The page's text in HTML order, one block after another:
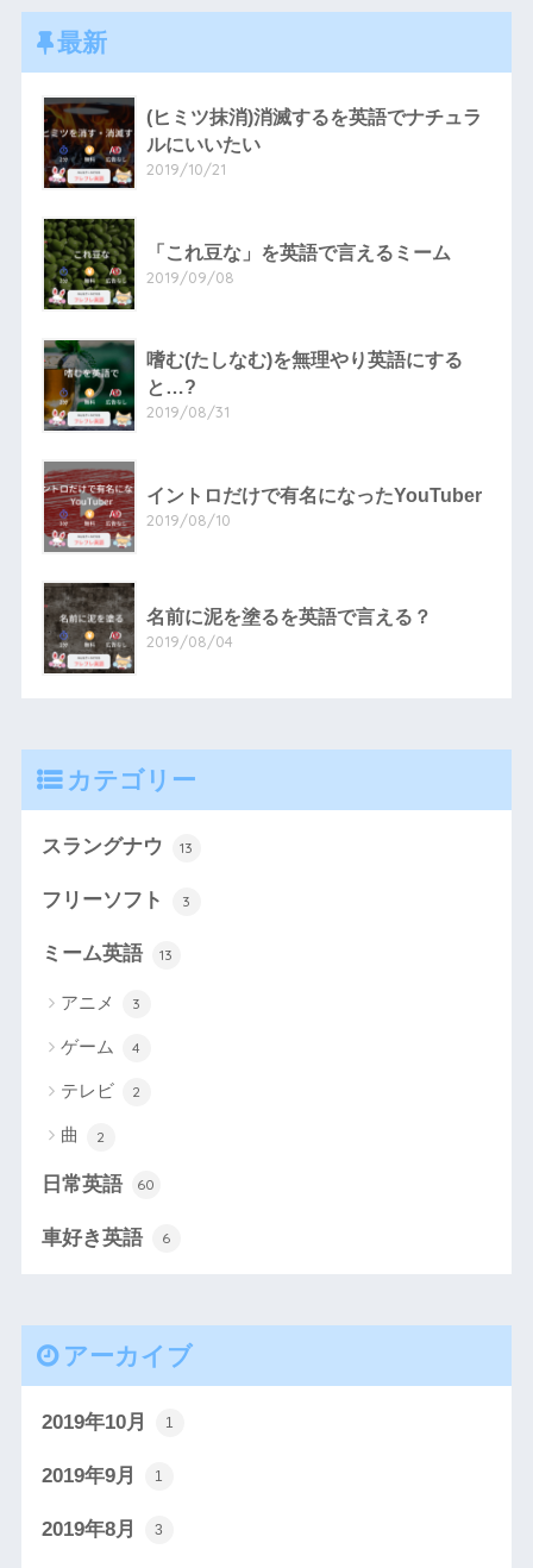
最新
(ヒミツ抹消)消滅するを英語でナチュラ
ルにいいたい
2019/10/21
「これ豆な」を英語で言えるミーム
2019/09/08
嗜む(たしなむ)を無理やり英語にする
と…?
2019/08/31
イントロだけで有名になったYouTuber
2019/08/10
名前に泥を塗るを英語で言える？
2019/08/04
カテゴリー
スラングナウ 13
フリーソフト 3
ミーム英語 13
アニメ 3
ゲーム 4
テレビ 2
曲 2
日常英語 60
車好き英語 6
アーカイブ
2019年10月 1
2019年9月 1
2019年8月 3